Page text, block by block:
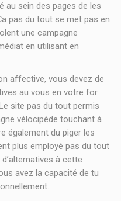
au sein des pages de les
pas du tout se met pas en
une campagne
en utilisant en
affective, vous devez de
au vous en votre for
site pas du tout permis
vélocipède touchant à
également du piger les
plus employé pas du tout
à cette
avez la capacité de tu